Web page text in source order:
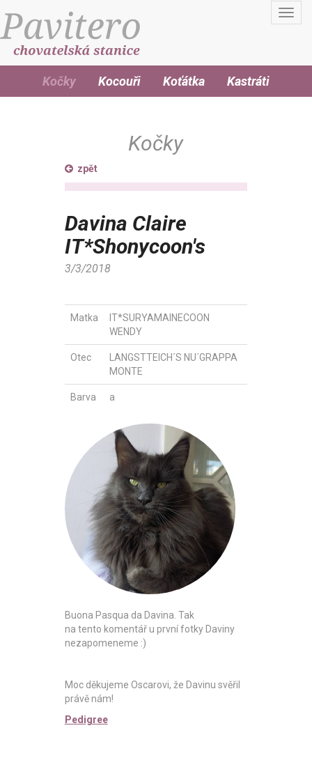
Kočky Kocouři Koťátka Kastráti
Kočky
zpět
Davina Claire
IT*Shonycoon's
3/3/2018
Matka
IT*SURYAMAINECOON
WENDY
Otec
LANGSTTEICH´S NU´GRAPPA
MONTE
Barva a
Buona Pasqua da Davina. Tak
na tento komentář u první fotky Daviny
nezapomeneme :)
Moc děkujeme Oscarovi, že Davinu svěřil
právě nám!
Pedigree